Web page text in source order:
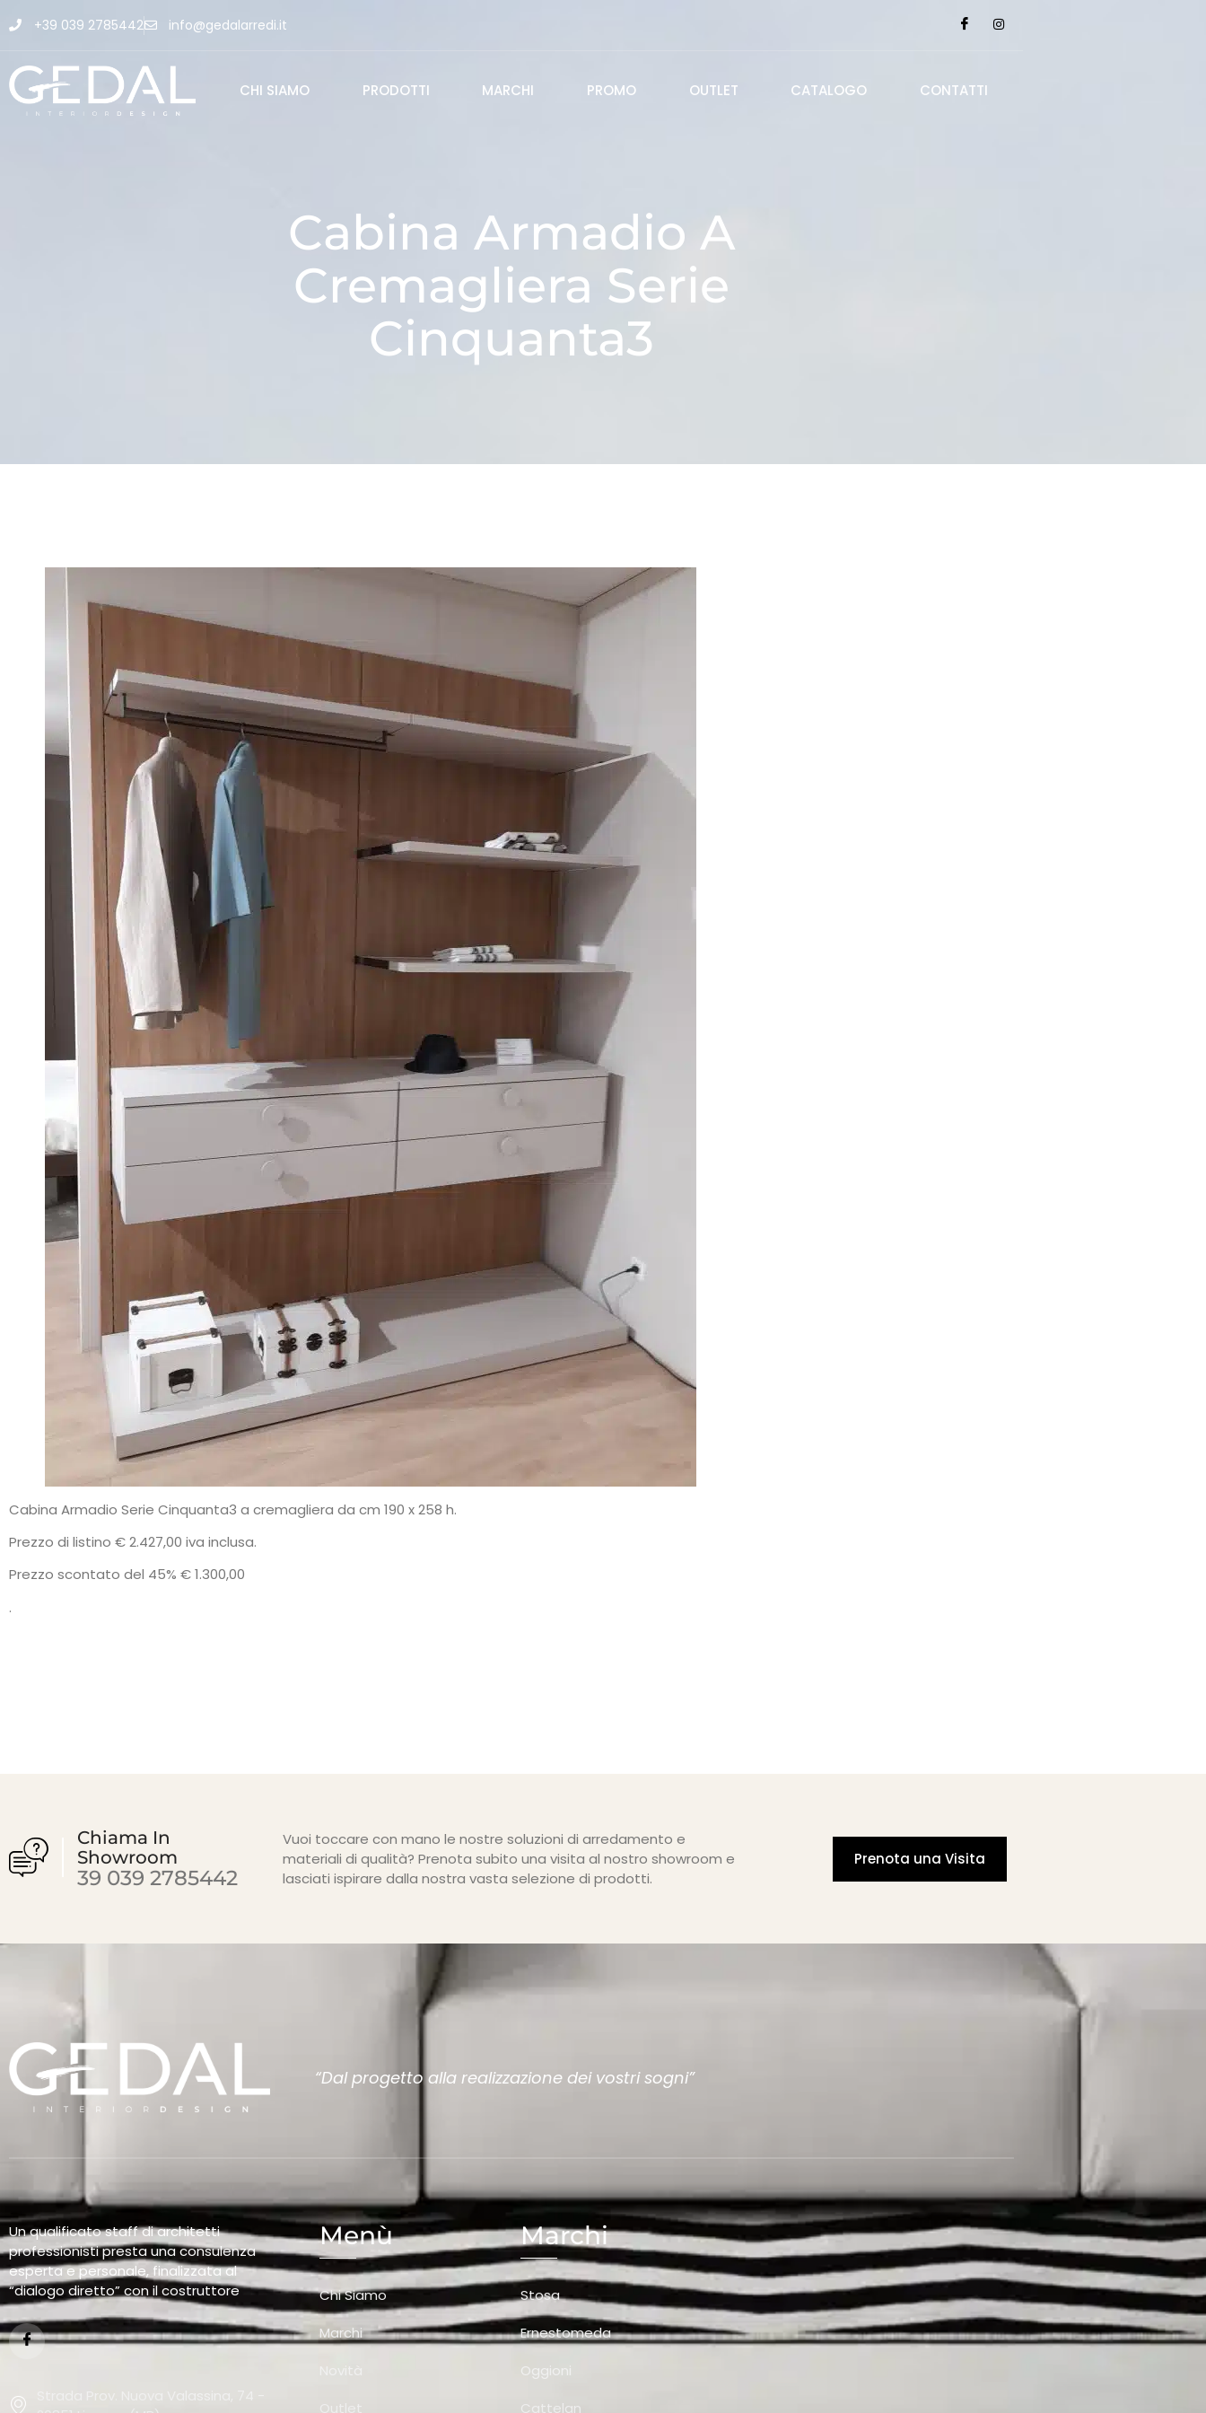
+39 039 2785442 info@gedalarredi.it
CHI SIAMO PRODOTTI MARCHI PROMO OUTLET CATALOGO CONTATTI
Cabina Armadio A
Cremagliera Serie
Cinquanta3
Cabina Armadio Serie Cinquanta3 a cremagliera da cm 190 x 258 h.
Prezzo di listino € 2.427,00 iva inclusa.
Prezzo scontato del 45% € 1.300,00
.
Chiama In
Showroom
39 039 2785442
Vuoi toccare con mano le nostre soluzioni di arredamento e
materiali di qualità? Prenota subito una visita al nostro showroom e
lasciati ispirare dalla nostra vasta selezione di prodotti.
Prenota una Visita
“Dal progetto alla realizzazione dei vostri sogni”
Un qualificato staff di architetti
professionisti presta una consulenza
esperta e personale, finalizzata al
“dialogo diretto” con il costruttore
Strada Prov. Nuova Valassina, 74 -
Menù
Chi Siamo
Marchi
Outlet
Marchi
Stosa
Ernestomeda
Oggioni
Cattelan